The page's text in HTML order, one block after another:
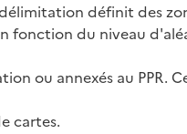
définit des
du niveau
ou annexés au PPR.
cartes.